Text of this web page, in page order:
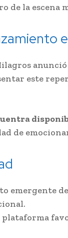
de la escena
este
de
emergente
plataforma